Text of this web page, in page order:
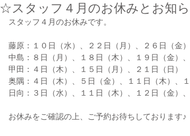
☆スタッフ４月のお休みとお知
スタッフ４月のお休みです。
藤原：１０日（水）、２２日（月）、２６日（金）
中島：８日（月）、１８日（木）、１９日（金）、
甲田：４日（木）、１５日（月）、２１日（日）
奥隅：４日（木）、５日（金）、１１日（木）、
日向：３日（水）、１１日（木）、１２日（金）、
お休みをご確認の上、ご予約お待ちしております♪